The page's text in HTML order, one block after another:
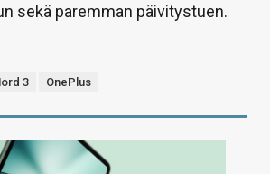
sekä paremman päivitystuen.
3 OnePlus